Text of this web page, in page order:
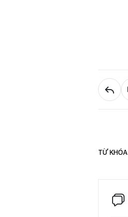
TỪ KHÓA